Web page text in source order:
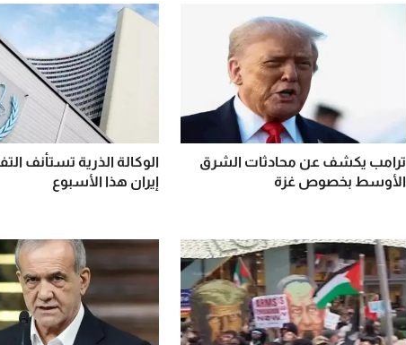
ترامب يكشف عن محادثات الشرق
الأوسط بخصوص غزة
الوكالة الذرية تستأنف
إيران هذا الأسبوع